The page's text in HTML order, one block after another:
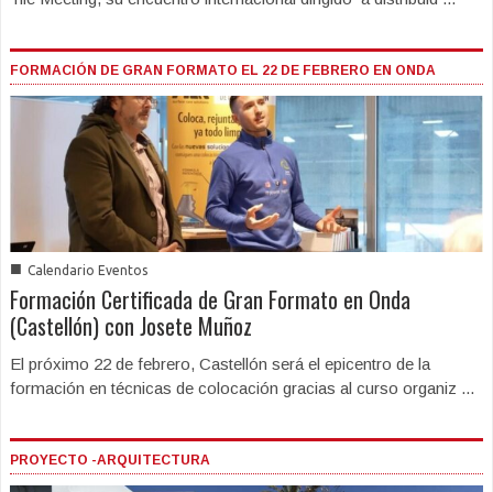
FORMACIÓN DE GRAN FORMATO EL 22 DE FEBRERO EN ONDA
■ Calendario Eventos
Formación Certificada de Gran Formato en Onda
(Castellón) con Josete Muñoz
El próximo 22 de febrero, Castellón será el epicentro de la
formación en técnicas de colocación gracias al curso organiz ...
PROYECTO -ARQUITECTURA